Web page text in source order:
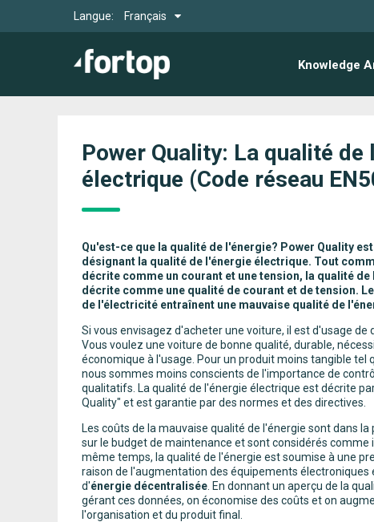
Langue: Français
Knowledge
Power Quality: La qualité de
électrique (Code réseau
Qu'est-ce que la qualité de l'énergie? Power Quality
désignant la qualité de l'énergie électrique. Tout
décrite comme un courant et une tension, la qualité
décrite comme une qualité de courant et de tension.
de l'électricité entraînent une mauvaise qualité de
Si vous envisagez d'acheter une voiture, il est d'usage de
Vous voulez une voiture de bonne qualité, durable,
économique à l'usage. Pour un produit moins tangible tel
nous sommes moins conscients de l'importance de
qualitatifs. La qualité de l'énergie électrique est décrite
Quality" et est garantie par des normes et des directives.
Les coûts de la mauvaise qualité de l'énergie sont dans la
sur le budget de maintenance et sont considérés comme
même temps, la qualité de l'énergie est soumise à une
raison de l'augmentation des équipements électroniques
d'énergie décentralisée . En donnant un aperçu de la
gérant ces données, on économise des coûts et on
l'organisation et du produit final.